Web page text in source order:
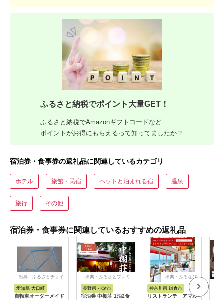
ふるさと納税でポイント大量GET！
ふるさと納税でAmazonギフトコードなど
ポイントがお得にもらえるって知ってましたか？
宿泊券・食事券の返礼品に関連しているカテゴリ
ホテル 旅館・民宿 ペットと泊まれる宿 温泉
旅行 その他
宿泊券・食事券に関連しているおすすめの返礼品
出典：ふるさとチョイ
愛知県 大口町
自転車オーダーメイド
出典：ふるさとプレミ
長野県 小諸市
宿泊券 中棚荘 1泊2食
出典：ふるなび
神奈川県 鎌倉市
リストランテ アマル